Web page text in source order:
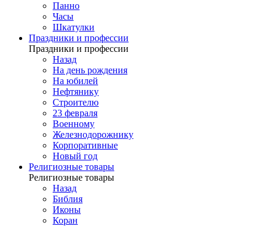
Панно
Часы
Шкатулки
Праздники и профессии
Праздники и профессии
Назад
На день рождения
На юбилей
Нефтянику
Строителю
23 февраля
Военному
Железнодорожнику
Корпоративные
Новый год
Религиозные товары
Религиозные товары
Назад
Библия
Иконы
Коран